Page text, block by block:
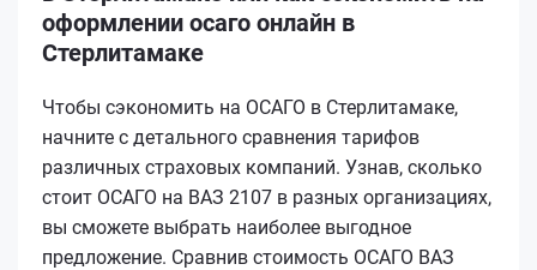
оформлении осаго онлайн в
Стерлитамаке
Чтобы сэкономить на ОСАГО в Стерлитамаке,
начните с детального сравнения тарифов
различных страховых компаний. Узнав, сколько
стоит ОСАГО на ВАЗ 2107 в разных организациях,
вы сможете выбрать наиболее выгодное
предложение. Сравнив стоимость ОСАГО ВАЗ